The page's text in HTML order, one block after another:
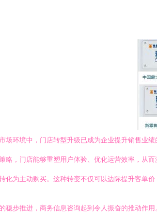
场环境中，门店转型升级已成为企业提升销售业
略，门店能够重塑用户体验、优化运营效率，从
化为主动购买。这种转变不仅可以边际提升客单价
稳步推进，商务信息咨询起到令人振奋的推动作